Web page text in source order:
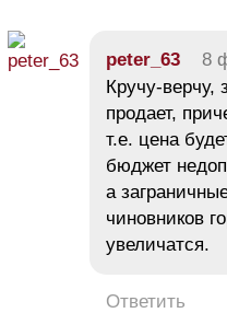
peter_63 8
Кручу-верчу,
продает,
т.е. цена
бюджет
а
чиновников
увеличатся.
Ответить